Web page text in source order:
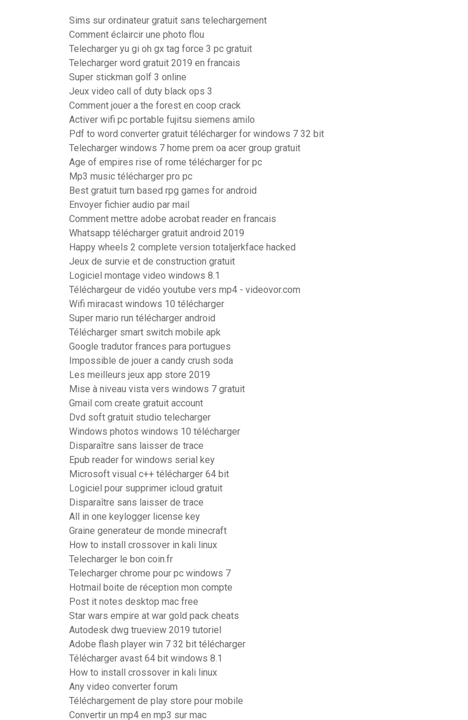
Sims sur ordinateur gratuit sans telechargement
Comment éclaircir une photo flou
Telecharger yu gi oh gx tag force 3 pc gratuit
Telecharger word gratuit 2019 en francais
Super stickman golf 3 online
Jeux video call of duty black ops 3
Comment jouer a the forest en coop crack
Activer wifi pc portable fujitsu siemens amilo
Pdf to word converter gratuit télécharger for windows 7 32 bit
Telecharger windows 7 home prem oa acer group gratuit
Age of empires rise of rome télécharger for pc
Mp3 music télécharger pro pc
Best gratuit turn based rpg games for android
Envoyer fichier audio par mail
Comment mettre adobe acrobat reader en francais
Whatsapp télécharger gratuit android 2019
Happy wheels 2 complete version totaljerkface hacked
Jeux de survie et de construction gratuit
Logiciel montage video windows 8.1
Téléchargeur de vidéo youtube vers mp4 - videovor.com
Wifi miracast windows 10 télécharger
Super mario run télécharger android
Télécharger smart switch mobile apk
Google tradutor frances para portugues
Impossible de jouer a candy crush soda
Les meilleurs jeux app store 2019
Mise à niveau vista vers windows 7 gratuit
Gmail com create gratuit account
Dvd soft gratuit studio telecharger
Windows photos windows 10 télécharger
Disparaître sans laisser de trace
Epub reader for windows serial key
Microsoft visual c++ télécharger 64 bit
Logiciel pour supprimer icloud gratuit
Disparaître sans laisser de trace
All in one keylogger license key
Graine generateur de monde minecraft
How to install crossover in kali linux
Telecharger le bon coin.fr
Telecharger chrome pour pc windows 7
Hotmail boite de réception mon compte
Post it notes desktop mac free
Star wars empire at war gold pack cheats
Autodesk dwg trueview 2019 tutoriel
Adobe flash player win 7 32 bit télécharger
Télécharger avast 64 bit windows 8.1
How to install crossover in kali linux
Any video converter forum
Téléchargement de play store pour mobile
Convertir un mp4 en mp3 sur mac